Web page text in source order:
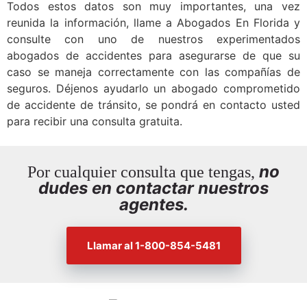
Todos estos datos son muy importantes, una vez
reunida la información, llame a Abogados En Florida y
consulte con uno de nuestros experimentados
abogados de accidentes para asegurarse de que su
caso se maneja correctamente con las compañías de
seguros. Déjenos ayudarlo un abogado comprometido
de accidente de tránsito, se pondrá en contacto usted
para recibir una consulta gratuita.
Por cualquier consulta que tengas, no
dudes en contactar nuestros
agentes.
Llamar al 1-800-854-5481